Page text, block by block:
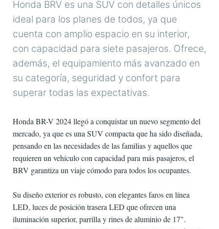
Honda BRV es una SUV con detalles únicos
ideal para los planes de todos, ya que
cuenta con amplio espacio en su interior,
con capacidad para siete pasajeros. Ofrece,
además, el equipamiento más avanzado en
su categoría, seguridad y confort para
superar todas las expectativas.
Honda BR-V 2024 llegó a conquistar un nuevo segmento del
mercado, ya que es una SUV compacta que ha sido diseñada,
pensando en las necesidades de las familias y aquellos que
requieren un vehículo con capacidad para más pasajeros, el
BRV garantiza un viaje cómodo para todos los ocupantes.
Su diseño exterior es robusto, con elegantes faros en línea
LED, luces de posición trasera LED que ofrecen una
iluminación superior, parrilla y rines de aluminio de 17".